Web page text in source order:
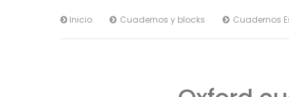
Inicio Cuadernos y blocks Cuadernos